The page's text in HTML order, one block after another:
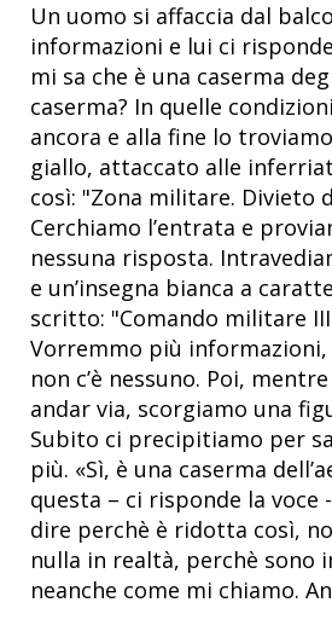
Un uomo si affaccia dal
informazioni e lui ci
mi sa che è una caserma
caserma? In quelle
ancora e alla fine lo
giallo, attaccato alle
così: "Zona militare. Divieto
Cerchiamo l’entrata e
nessuna risposta.
e un’insegna bianca a
scritto: "Comando militare
Vorremmo più
non c’è nessuno. Poi,
andar via, scorgiamo una
Subito ci precipitiamo per
più. «Sì, è una caserma
questa – ci risponde la voce
dire perchè è ridotta così,
nulla in realtà, perchè sono
neanche come mi chiamo.